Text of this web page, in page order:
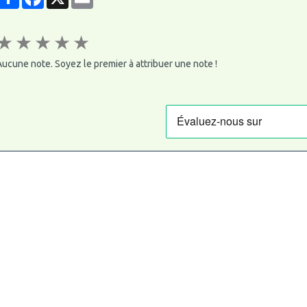
★ ★ ★ ★
note. Soyez le premier à attribuer une note !